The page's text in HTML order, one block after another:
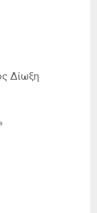
Δίωξη